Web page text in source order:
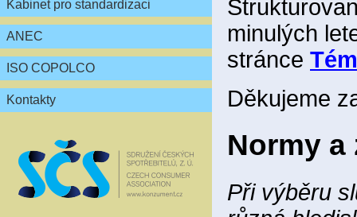
Kabinet pro standardizaci
ANEC
ISO COPOLCO
Kontakty
minulých
stránce
Děkujeme
Normy
Při výběru